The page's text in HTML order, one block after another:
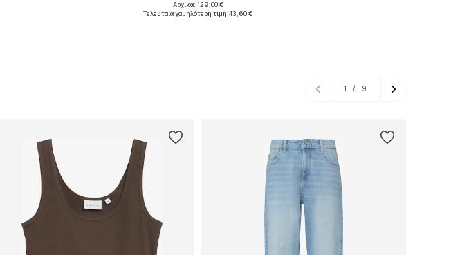
Διαθέσιμα μεγέθη: S, M, L
Αρχικά: 129,00 €
Τελευταία χαμηλότερη τιμή:43,60 €
1 / 9